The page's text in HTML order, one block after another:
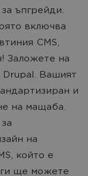
ъпгрейди.
включва
CMS,
Заложете на
Drupal. Вашият
и
на мащаба.
на
който е
ще можете